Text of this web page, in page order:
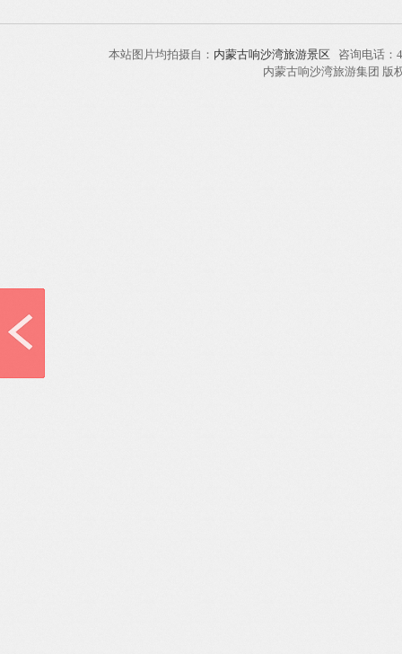
本站图片均拍摄自： 内蒙古响沙湾旅游景区 咨询电话
内蒙古响沙湾旅游集团